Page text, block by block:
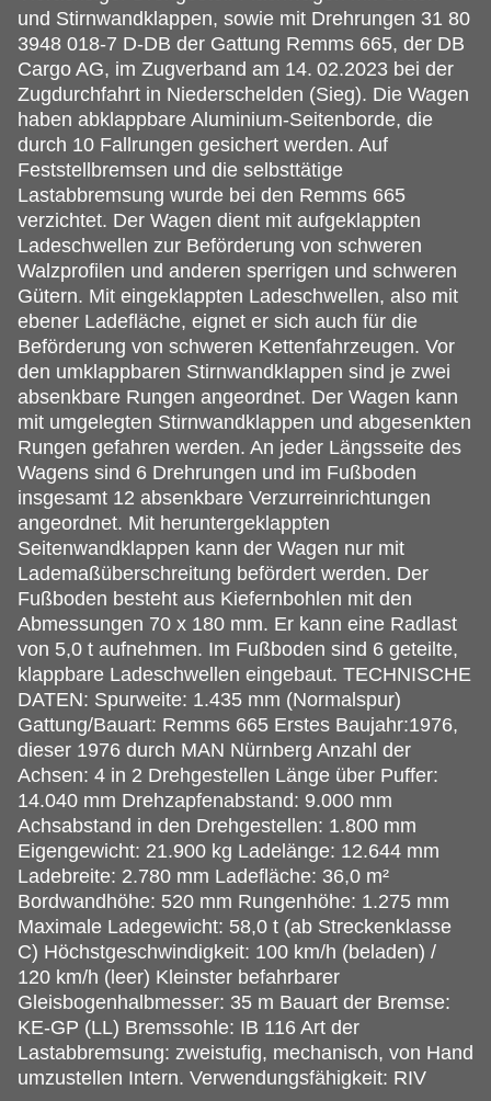
und Stirnwandklappen, sowie mit Drehrungen 31 80
3948 018-7 D-DB der Gattung Remms 665, der DB
Cargo AG, im Zugverband am 14. 02.2023 bei der
Zugdurchfahrt in Niederschelden (Sieg). Die Wagen
haben abklappbare Aluminium-Seitenborde, die
durch 10 Fallrungen gesichert werden. Auf
Feststellbremsen und die selbsttätige
Lastabbremsung wurde bei den Remms 665
verzichtet. Der Wagen dient mit aufgeklappten
Ladeschwellen zur Beförderung von schweren
Walzprofilen und anderen sperrigen und schweren
Gütern. Mit eingeklappten Ladeschwellen, also mit
ebener Ladefläche, eignet er sich auch für die
Beförderung von schweren Kettenfahrzeugen. Vor
den umklappbaren Stirnwandklappen sind je zwei
absenkbare Rungen angeordnet. Der Wagen kann
mit umgelegten Stirnwandklappen und abgesenkten
Rungen gefahren werden. An jeder Längsseite des
Wagens sind 6 Drehrungen und im Fußboden
insgesamt 12 absenkbare Verzurreinrichtungen
angeordnet. Mit heruntergeklappten
Seitenwandklappen kann der Wagen nur mit
Lademaßüberschreitung befördert werden. Der
Fußboden besteht aus Kiefernbohlen mit den
Abmessungen 70 x 180 mm. Er kann eine Radlast
von 5,0 t aufnehmen. Im Fußboden sind 6 geteilte,
klappbare Ladeschwellen eingebaut. TECHNISCHE
DATEN: Spurweite: 1.435 mm (Normalspur)
Gattung/Bauart: Remms 665 Erstes Baujahr:1976,
dieser 1976 durch MAN Nürnberg Anzahl der
Achsen: 4 in 2 Drehgestellen Länge über Puffer:
14.040 mm Drehzapfenabstand: 9.000 mm
Achsabstand in den Drehgestellen: 1.800 mm
Eigengewicht: 21.900 kg Ladelänge: 12.644 mm
Ladebreite: 2.780 mm Ladefläche: 36,0 m²
Bordwandhöhe: 520 mm Rungenhöhe: 1.275 mm
Maximale Ladegewicht: 58,0 t (ab Streckenklasse
C) Höchstgeschwindigkeit: 100 km/h (beladen) /
120 km/h (leer) Kleinster befahrbarer
Gleisbogenhalbmesser: 35 m Bauart der Bremse:
KE-GP (LL) Bremssohle: IB 116 Art der
Lastabbremsung: zweistufig, mechanisch, von Hand
umzustellen Intern. Verwendungsfähigkeit: RIV